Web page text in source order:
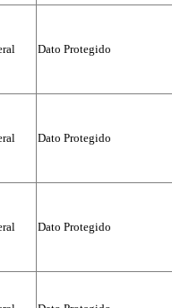
Dato Protegido
Dato Protegido
Dato Protegido